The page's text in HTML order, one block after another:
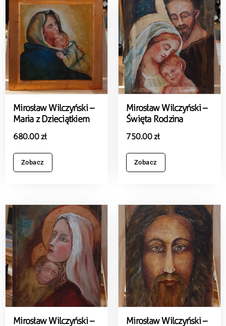
Mirosław Wilczyński –
Maria z Dzieciątkiem
680.00zł
Zobacz
Mirosław Wilczyński –
Święta Rodzina
750.00zł
Zobacz
Mirosław Wilczyński –
Mirosław Wilczyński –